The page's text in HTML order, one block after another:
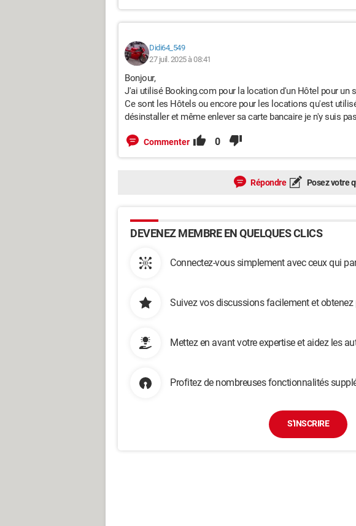
Didi64_549
27 juil. 2025 à 08:41
Bonjour,
J'ai utilisé Booking.com pour la location d'un Hôtel pour un
Ce sont les Hôtels ou encore pour les locations qu'est
désinstaller et même enlever sa carte bancaire je n'y suis
Commenter 0
Répondre Posez votre
DEVENEZ MEMBRE EN QUELQUES CLICS
Connectez-vous simplement avec ceux qui
Suivez vos discussions facilement et obtenez
Mettez en avant votre expertise et aidez les
Profitez de nombreuses fonctionnalités
S'INSCRIRE